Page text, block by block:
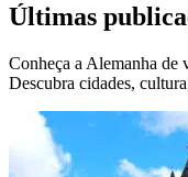
Últimas
Conheça a Alemanha de
Descubra cidades,